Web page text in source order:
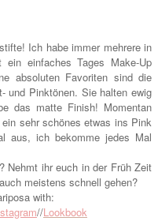
Ich habe immer mehrere in
ein einfaches Tages Make-Up
absoluten Favoriten sind die
und Pinktönen. Sie halten ewig
das matte Finish! Momentan
ein sehr schönes etwas ins Pink
aus, ich bekomme jedes Mal
Nehmt ihr euch in der Früh Zeit
meistens schnell gehen?
with:
//Lookbook